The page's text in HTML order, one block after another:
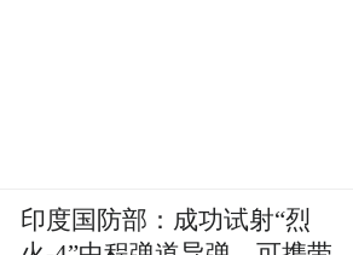
印度国防部：成功试射“烈